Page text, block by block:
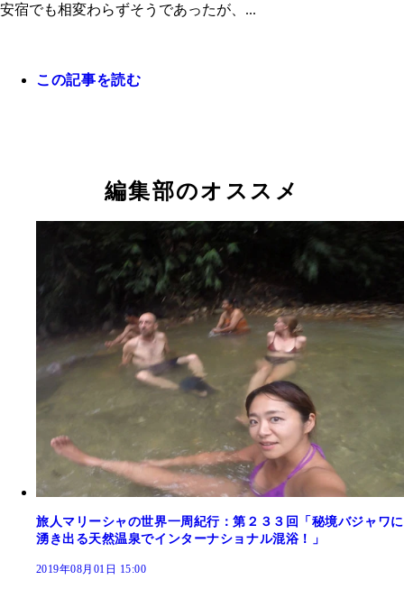
安宿でも相変わらずそうであったが、...
この記事を読む
編集部のオススメ
旅人マリーシャの世界一周紀行：第２３３回「秘境バジャワに
湧き出る天然温泉でインターナショナル混浴！」
2019年08月01日 15:00